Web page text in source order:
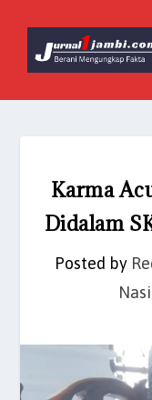
Karma
Didalam
Posted by